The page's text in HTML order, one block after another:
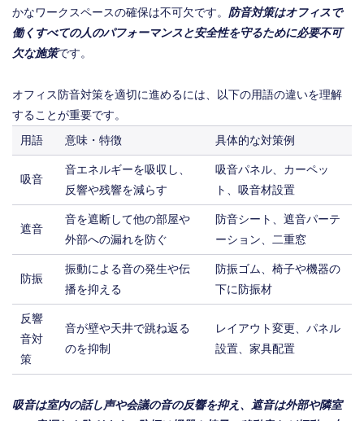
かなワークスペースの確保は不可欠です。 防音対策はオフィスで
働くすべての人のパフォーマンスと安全性を守るために必要不可
欠な施策です。
オフィス防音対策を適切に進めるには、以下の用語の違いを理解
することが重要です。
用語
意味・特徴 具体的な対策例
吸音
音エネルギーを吸収し、
反響や残響を減らす
吸音パネル、カーペッ
ト、吸音材設置
遮音
音を遮断して他の部屋や
外部への漏れを防ぐ
防音シート、遮音パーテ
ーション、二重窓
防振
振動による音の発生や伝
播を抑える
防振ゴム、椅子や機器の
下に防振材
反響
音対
策
音が壁や天井で跳ね返る
のを抑制
レイアウト変更、パネル
設置、家具配置
吸音は室内の話し声や会議の音の反響を抑え、遮音は外部や隣室